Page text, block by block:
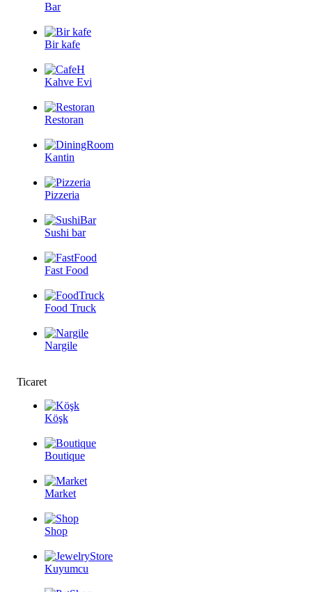
Bar
Bir kafe
Kahve Evi
Restoran
Kantin
Pizzeria
Sushi bar
Fast Food
Food Truck
Nargile
Ticaret
Köşk
Boutique
Market
Shop
Kuyumcu